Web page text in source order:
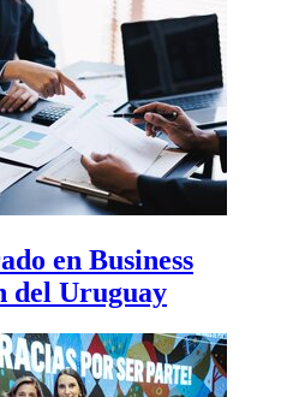
en Business
del Uruguay